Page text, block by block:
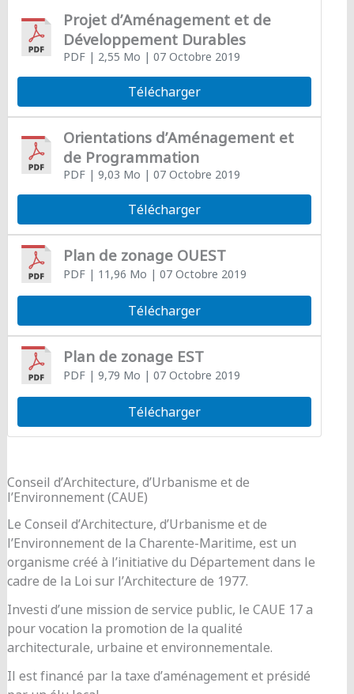
Projet d’Aménagement et de
Développement Durables
PDF| 2,55 Mo | 07 Octobre 2019
Télécharger
Orientations d’Aménagement et
de Programmation
PDF| 9,03 Mo | 07 Octobre 2019
Télécharger
Plan de zonage OUEST
PDF| 11,96 Mo | 07 Octobre 2019
Télécharger
Plan de zonage EST
PDF| 9,79 Mo | 07 Octobre 2019
Télécharger
Conseil d’Architecture, d’Urbanisme et de
l’Environnement (CAUE)
Le Conseil d’Architecture, d’Urbanisme et de
l’Environnement de la Charente-Maritime, est un
organisme créé à l’initiative du Département dans le
cadre de la Loi sur l’Architecture de 1977.
Investi d’une mission de service public, le CAUE 17 a
pour vocation la promotion de la qualité
architecturale, urbaine et environnementale.
Il est financé par la taxe d’aménagement et présidé